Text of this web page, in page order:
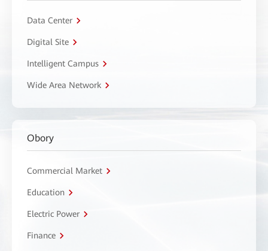
Data Center
Digital Site
Intelligent Campus
Wide Area Network
Obory
Commercial Market
Education
Electric Power
Finance